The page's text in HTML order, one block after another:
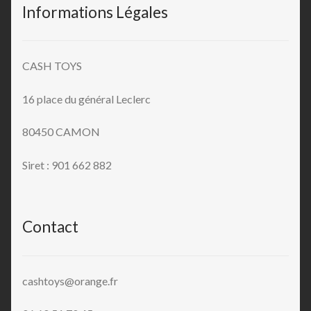
Informations Légales
CASH TOYS
16 place du général Leclerc
80450 CAMON
Siret : 901 662 882
Contact
cashtoys@orange.fr